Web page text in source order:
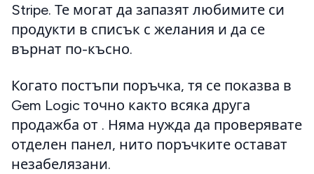
Stripe. Те могат да запазят любимите си
продукти в списък с желания и да се
върнат по-късно.
Когато постъпи поръчка, тя се показва в
Gem Logic точно както всяка друга
продажба от . Няма нужда да проверявате
отделен панел, нито поръчките остават
незабелязани.